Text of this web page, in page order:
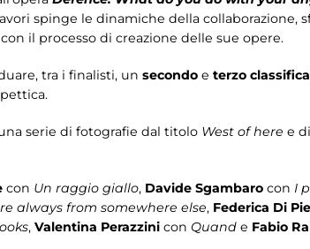
spinge le dinamiche della collaborazione,
il processo di creazione delle sue opere.
tra i finalisti, un secondo e terzo
serie di fotografie dal titolo West of here e di
con Un raggio giallo, Davide Sgambaro con I
always from somewhere else, Federica Di
, Valentina Perazzini con Quand e Fabio